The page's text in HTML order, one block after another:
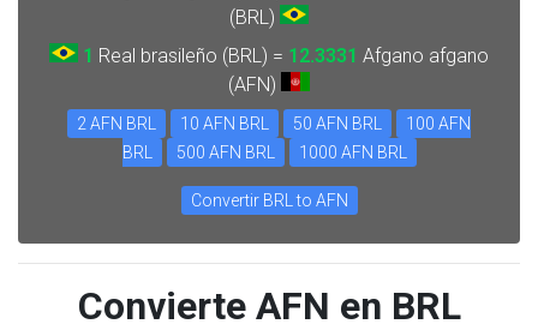
(BRL)
1 Real brasileño (BRL) = 12.3331 Afgano afgano
(AFN)
2 AFN BRL 10 AFN BRL 50 AFN BRL
100 AFN
BRL
500 AFN BRL 1000 AFN BRL
Convertir BRL to AFN
Convierte AFN en BRL